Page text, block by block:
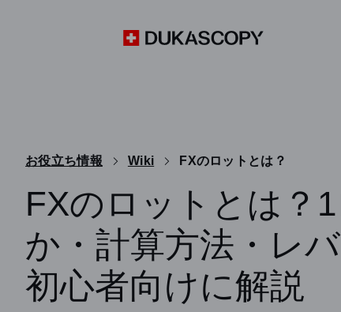
お役立ち情報 Wiki FXのロットとは？
FXのロットとは？
か・計算方法・レ
初心者向けに解説